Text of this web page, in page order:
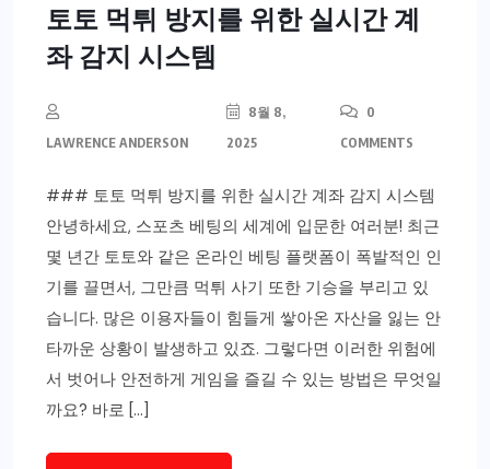
토토 먹튀 방지를 위한 실시간 계
좌 감지 시스템
LAWRENCE ANDERSON
8월 8,
2025
0
COMMENTS
### 토토 먹튀 방지를 위한 실시간 계좌 감지 시스템
안녕하세요, 스포츠 베팅의 세계에 입문한 여러분! 최근
몇 년간 토토와 같은 온라인 베팅 플랫폼이 폭발적인 인
기를 끌면서, 그만큼 먹튀 사기 또한 기승을 부리고 있
습니다. 많은 이용자들이 힘들게 쌓아온 자산을 잃는 안
타까운 상황이 발생하고 있죠. 그렇다면 이러한 위험에
서 벗어나 안전하게 게임을 즐길 수 있는 방법은 무엇일
까요? 바로 […]